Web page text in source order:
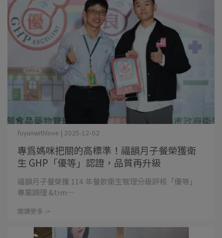
專為媽咪把關的高標準！福韻月子餐榮獲衛
生 GHP「優等」認證，品質再升級
fuyunwithlove | 2025-12-02
福韻月子餐榮獲 114 年餐飲衛生管理分級評核「優等」
專業調理 &tim⋯
閱讀更多 ->